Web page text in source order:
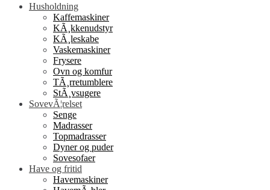
Husholdning
Kaffemaskiner
KÃ¸kkenudstyr
KÃ¸leskabe
Vaskemaskiner
Frysere
Ovn og komfur
TÃ¸rretumblere
StÃ¸vsugere
SovevÃ¦relset
Senge
Madrasser
Topmadrasser
Dyner og puder
Sovesofaer
Have og fritid
Havemaskiner